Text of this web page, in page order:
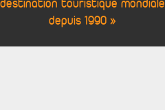
destination touristique mondiale
depuis 1990 »